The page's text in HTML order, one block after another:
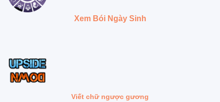
Xem Bói Ngày Sinh
Viết chữ ngược gương